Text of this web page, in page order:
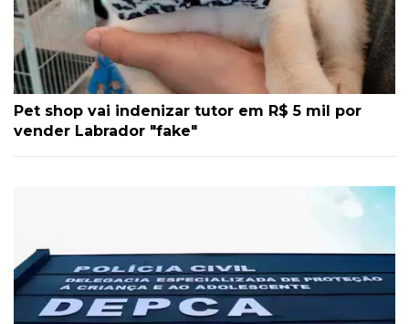
Pet shop vai indenizar tutor em R$ 5 mil por
vender Labrador "fake"